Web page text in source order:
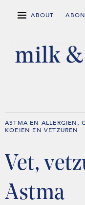
ABOUT
ASTMA EN ALLERGIEN ,
KOEIEN EN VETZUREN
Vet,
Astma